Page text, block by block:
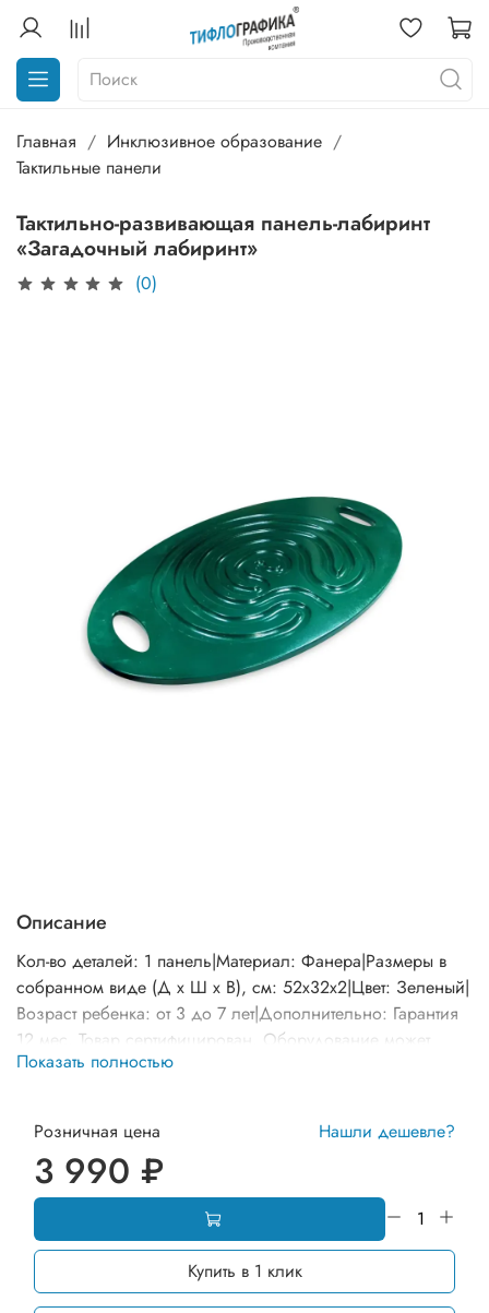
Главная
Инклюзивное образование
Тактильные панели
Тактильно-развивающая панель-лабиринт
«Загадочный лабиринт»
(0)
Описание
Кол-во деталей: 1 панель|Материал: Фанера|Размеры в
собранном виде (Д х Ш х В), см: 52х32х2|Цвет: Зеленый|
Возраст ребенка: от 3 до 7 лет|Дополнительно: Гарантия
12 мес. Товар сертифицирован. Оборудование может
отличаться от представленного на фото по комплектации и
Показать полностью
Розничная цена Нашли дешевле?
3 990 ₽
Купить в 1 клик